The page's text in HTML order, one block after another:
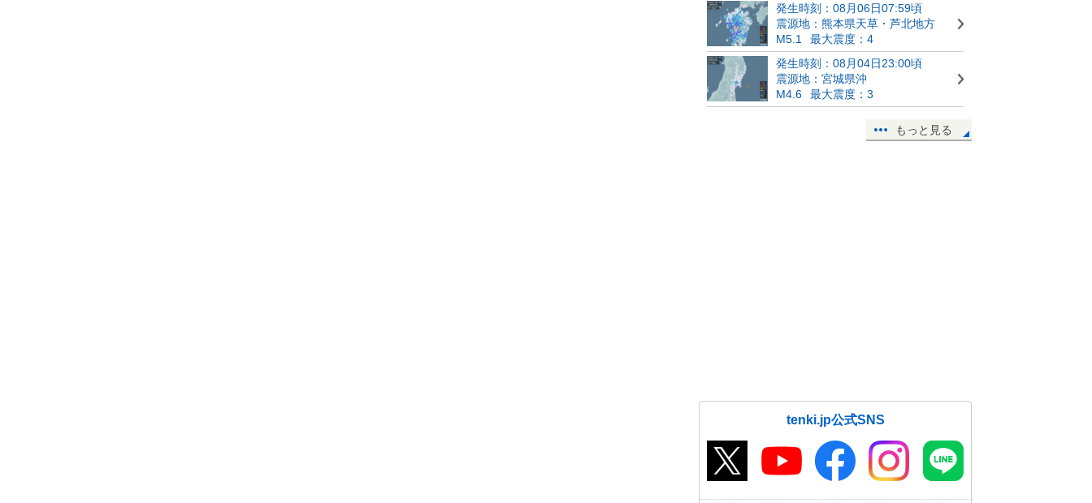
発生時刻：08月06日07:59頃
震源地：熊本県天草・芦北地方
M5.1
最大震度：4
発生時刻：08月04日23:00頃
震源地：宮城県沖
M4.6
最大震度：3
もっと見る
tenki.jp公式SNS